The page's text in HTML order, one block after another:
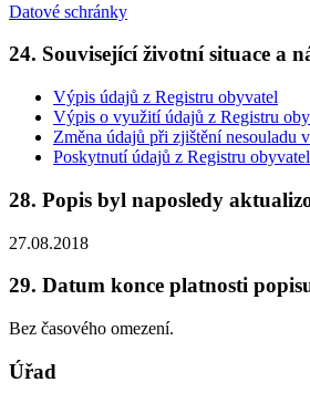
Datové schránky
24. Související životní situace a
Výpis údajů z Registru obyvatel
Výpis o využití údajů z Registru
Změna údajů při zjištění nesouladu
Poskytnutí údajů z Registru
28. Popis byl naposledy
27.08.2018
29. Datum konce platnosti
Bez časového omezení.
Úřad